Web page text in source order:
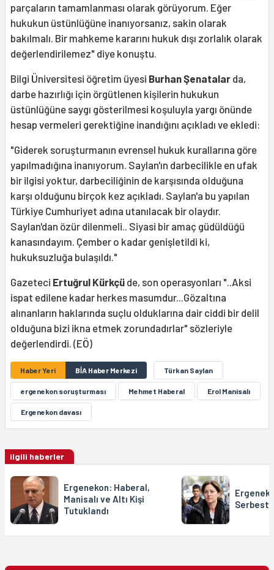
parçaların tamamlanması olarak görüyorum. Eğer
hukukun üstünlüğüne inanıyorsanız, sakin olarak
bakılmalı. Bir mahkeme kararını hukuk dışı zorlalık olarak
değerlendirilemez" diye konuştu.
Bilgi Üniversitesi öğretim üyesi Burhan Şenatalar da,
darbe hazırlığı için örgütlenen kişilerin hukukun
üstünlüğüne saygı gösterilmesi koşuluyla yargı önünde
hesap vermeleri gerektiğine inandığını açıkladı ve ekledi:
"Giderek soruşturmanın evrensel hukuk kurallarına göre
yapılmadığına inanıyorum. Saylan'ın darbecilikle en ufak
bir ilgisi yoktur, darbeciliğinin de karşısında olduğuna
karşı olduğunu birçok kez açıkladı. Saylan'a bu yapılan
Türkiye Cumhuriyet adına utanılacak bir olaydır.
Saylan'dan özür dilenmeli.. Siyasi bir amaç güdüldüğü
kanasındayım. Çember o kadar genişletildi ki,
hukuksuzluğa bulaşıldı."
Gazeteci Ertuğrul Kürkçü de, son operasyonları "..Aksi
ispat edilene kadar herkes masumdur...Gözaltına
alınanların haklarında suçlu olduklarına dair ciddi bir delil
olduğuna bizi ikna etmek zorundadırlar" sözleriyle
değerlendirdi. (EÖ)
Haber Yeri BİA Haber Merkezi Türkan Saylan
ergenekon soruşturması Mehmet Haberal Erol Manisalı
Ergenekon davası
ilgili haberler
Ergenekon: Haberal,
Manisalı ve Altı Kişi
Tutuklandı
Serbest,